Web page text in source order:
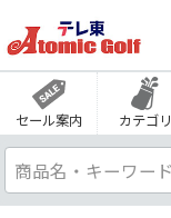
セール案内 カテゴリ